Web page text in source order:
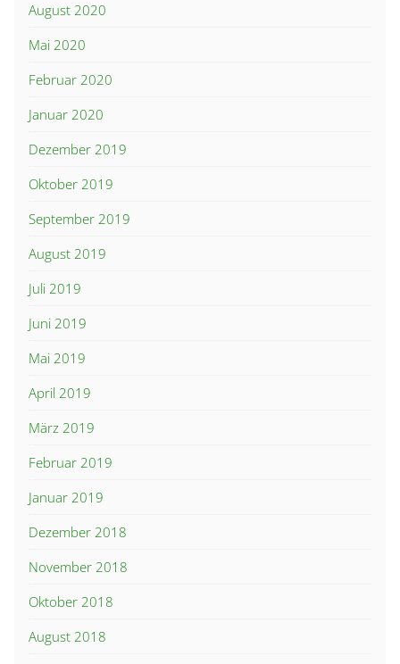
August 2020
Mai 2020
Februar 2020
Januar 2020
Dezember 2019
Oktober 2019
September 2019
August 2019
Juli 2019
Juni 2019
Mai 2019
April 2019
März 2019
Februar 2019
Januar 2019
Dezember 2018
November 2018
Oktober 2018
August 2018